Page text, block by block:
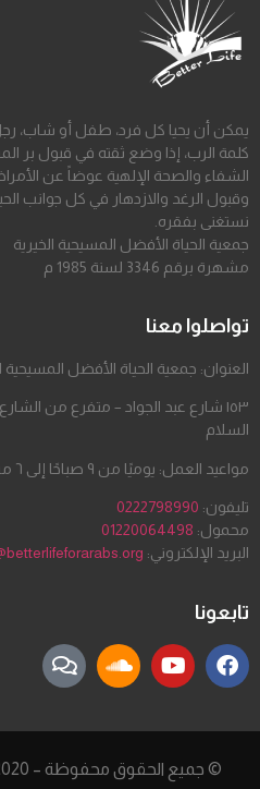
يمكن أن يحيا كل فرد، طفل أو شاب، رجل
كلمة الرب، إذا وضع ثقته في قبول بر
الشفاء والصحة الإلهية عوضاً عن
وقبول الرغد والازدهار في كل جوانب
نستغنى بفقره.
جمعية الحياة الأفضل المسيحية الخيرية
مشهرة برقم 3346 لسنة 1985 م
تواصلوا معنا
العنوان: جمعية الحياة الأفضل المسيحية
١٥٣ شارع عبد الجواد – متفرع من
السلام
مواعيد العمل: يوميًا من ٩ صباحًا إلى ٦ مساءً (ما عدا الجمعة والسبت)
تليفون: 0222798990
محمول: 01220064498
البريد الإلكتروني:
تابعونا
© جميع الحقوق محفوظة – 2020 مدعوم من